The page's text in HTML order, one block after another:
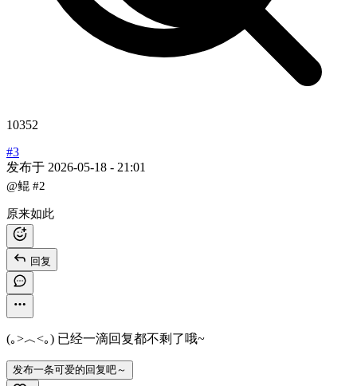
10352
#3
发布于 2026-05-18 - 21:01
@鲲 #2
原来如此
回复
(｡>︿<｡) 已经一滴回复都不剩了哦~
发布一条可爱的回复吧～